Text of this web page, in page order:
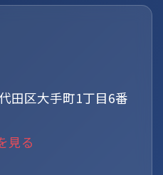
田区大手町1丁目6番
見る